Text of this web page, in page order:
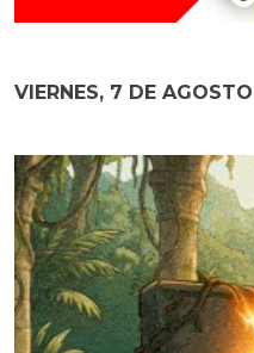
VIERNES, 7 DE